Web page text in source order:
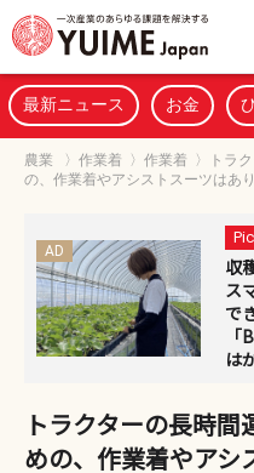
最新ニュース お金
農業 〉 作業着 〉 作業着 〉
トラ
の、作業着やアシストスーツはあ
AD
収
ス
で
は
トラクターの長時
めの、作業着やアシ